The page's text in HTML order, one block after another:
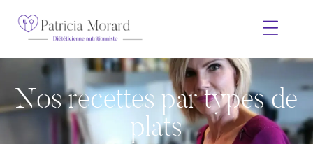
Nos recettes par types de
plats